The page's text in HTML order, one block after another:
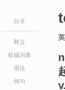
目录
释义
权威词典
用法
例句
英